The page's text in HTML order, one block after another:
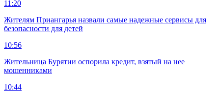
11:20
Жителям Приангарья назвали самые надежные сервисы для
безопасности для детей
10:56
Жительница Бурятии оспорила кредит, взятый на нее
мошенниками
10:44